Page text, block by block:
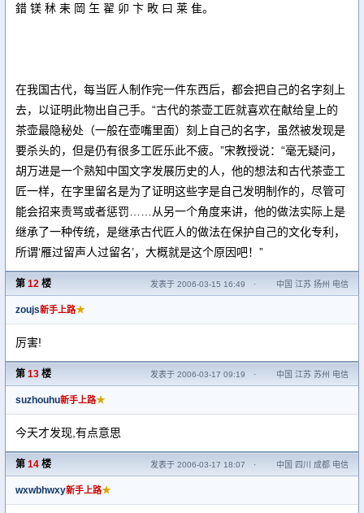
錯 镁 秫 耒 岡 玍 翟 卯 卞 畋 曰 莱 隹。
在我国古代，每当匠人制作完一件东西后，都会把自己的名字刻上
去，以证明此物出自己手。“古代的茶壶工匠就喜欢在献给皇上的
茶壶最隐秘处（一般在壶嘴里面）刻上自己的名字，虽然被发现是
要杀头的，但是仍有很多工匠乐此不疲。”宋教授说：“毫无疑问，
胡万进是一个熟知中国文字发展历史的人，他的想法和古代茶壶工
匠一样，在字里留名是为了证明这些字是自己发明制作的，尽管可
能会招来责骂或者惩罚……从另一个角度来讲，他的做法实际上是
继承了一种传统，是继承古代匠人的做法在保护自己的文化专利，
所谓‘雁过留声人过留名’，大概就是这个原因吧！”
第 12 楼 发表于 2006-03-15 16:49 · 中国 江苏 扬州 电信
zoujs新手上路★
厉害!
第 13 楼 发表于 2006-03-17 09:19 · 中国 江苏 苏州 电信
suzhouhu新手上路★
今天才发现,有点意思
第 14 楼 发表于 2006-03-17 18:07 · 中国 四川 成都 电信
wxwbhwxy新手上路★